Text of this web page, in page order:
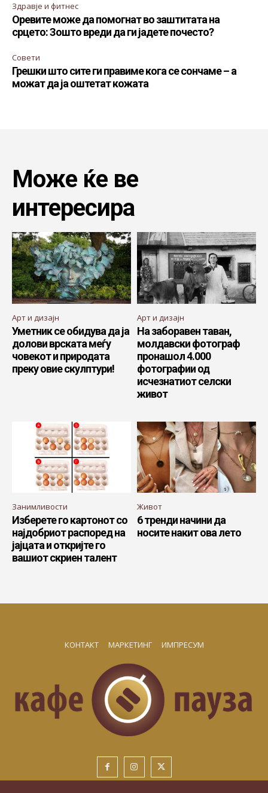
Здравје и фитнес
Оревите може да помогнат во заштитата на
срцето: Зошто вреди да ги јадете почесто?
Совети
Грешки што сите ги правиме кога се сончаме – а
можат да ја оштетат кожата
Може ќе ве
интересира
Арт и дизајн
Уметник се обидува да ја
долови врската меѓу
човекот и природата
преку овие скулптури!
Арт и дизајн
На заборавен таван,
молдавски фотограф
пронашол 4.000
фотографии од
исчезнатиот селски
живот
Занимливости
Изберете го картонот со
најдобриот распоред на
јајцата и откријте го
вашиот скриен талент
Живот
6 тренди начини да
носите накит ова лето
КОНТАКТ МАРКЕТИНГ ИМПРЕСУМ